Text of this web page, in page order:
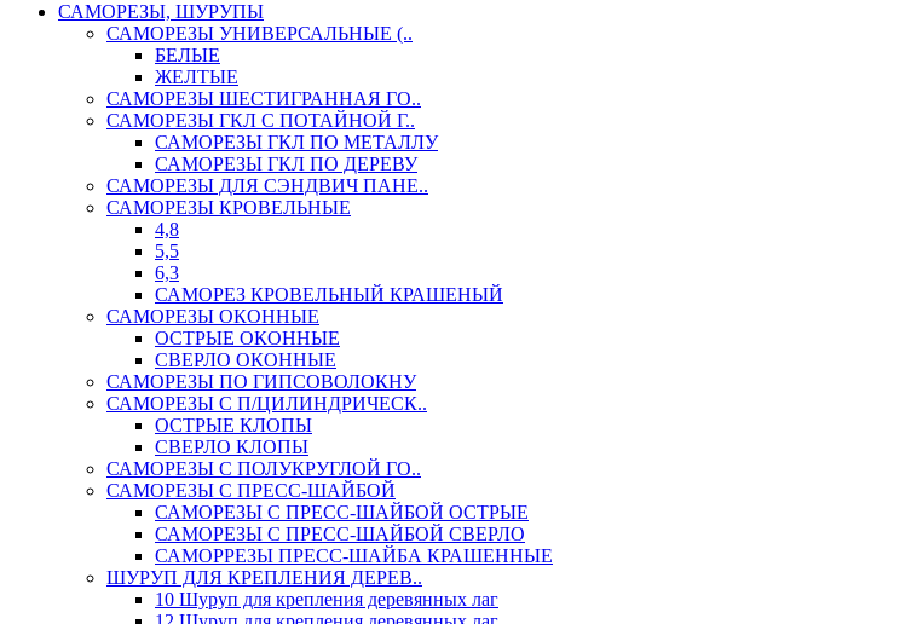
САМОРЕЗЫ, ШУРУПЫ
САМОРЕЗЫ УНИВЕРСАЛЬНЫЕ (..
БЕЛЫЕ
ЖЕЛТЫЕ
САМОРЕЗЫ ШЕСТИГРАННАЯ ГО..
САМОРЕЗЫ ГКЛ С ПОТАЙНОЙ Г..
САМОРЕЗЫ ГКЛ ПО МЕТАЛЛУ
САМОРЕЗЫ ГКЛ ПО ДЕРЕВУ
САМОРЕЗЫ ДЛЯ СЭНДВИЧ ПАНЕ..
САМОРЕЗЫ КРОВЕЛЬНЫЕ
4,8
5,5
6,3
САМОРЕЗ КРОВЕЛЬНЫЙ КРАШЕНЫЙ
САМОРЕЗЫ ОКОННЫЕ
ОСТРЫЕ ОКОННЫЕ
СВЕРЛО ОКОННЫЕ
САМОРЕЗЫ ПО ГИПСОВОЛОКНУ
САМОРЕЗЫ С П/ЦИЛИНДРИЧЕСК..
ОСТРЫЕ КЛОПЫ
СВЕРЛО КЛОПЫ
САМОРЕЗЫ С ПОЛУКРУГЛОЙ ГО..
САМОРЕЗЫ С ПРЕСС-ШАЙБОЙ
САМОРЕЗЫ С ПРЕСС-ШАЙБОЙ ОСТРЫЕ
САМОРЕЗЫ С ПРЕСС-ШАЙБОЙ СВЕРЛО
САМОРРЕЗЫ ПРЕСС-ШАЙБА КРАШЕННЫЕ
ШУРУП ДЛЯ КРЕПЛЕНИЯ ДЕРЕВ..
10 Шуруп для крепления деревянных лаг